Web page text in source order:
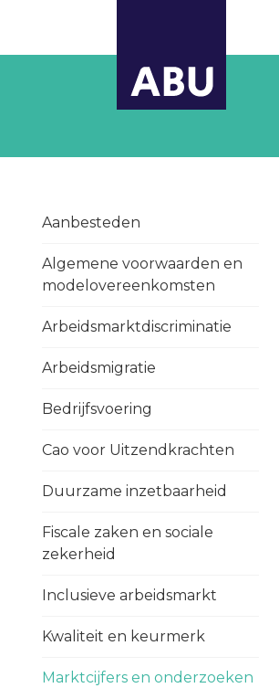
Aanbesteden
Algemene voorwaarden en
modelovereenkomsten
Arbeidsmarktdiscriminatie
Arbeidsmigratie
Bedrijfsvoering
Cao voor Uitzendkrachten
Duurzame inzetbaarheid
Fiscale zaken en sociale
zekerheid
Inclusieve arbeidsmarkt
Kwaliteit en keurmerk
Marktcijfers en onderzoeken